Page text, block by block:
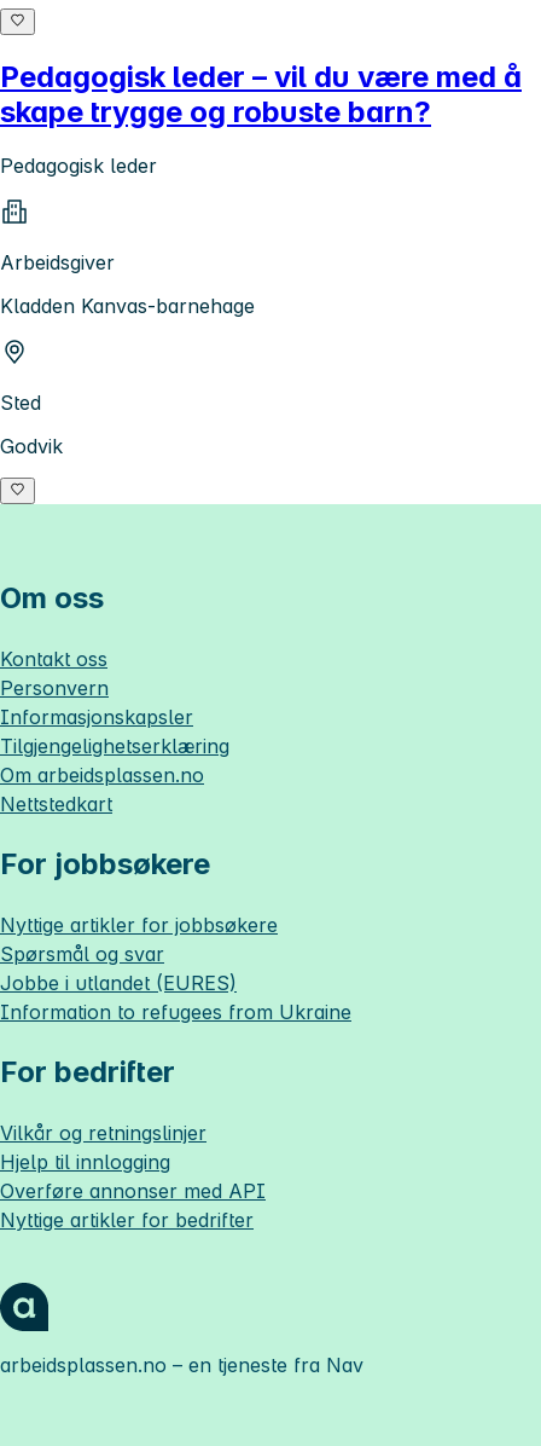
Pedagogisk leder – vil du være med å
skape trygge og robuste barn?
Pedagogisk leder
Arbeidsgiver
Kladden Kanvas-barnehage
Sted
Godvik
Om oss
Kontakt oss
Personvern
Informasjonskapsler
Tilgjengelighetserklæring
Om arbeidsplassen.no
Nettstedkart
For jobbsøkere
Nyttige artikler for jobbsøkere
Spørsmål og svar
Jobbe i utlandet (EURES)
Information to refugees from Ukraine
For bedrifter
Vilkår og retningslinjer
Hjelp til innlogging
Overføre annonser med API
Nyttige artikler for bedrifter
arbeidsplassen.no – en tjeneste fra Nav